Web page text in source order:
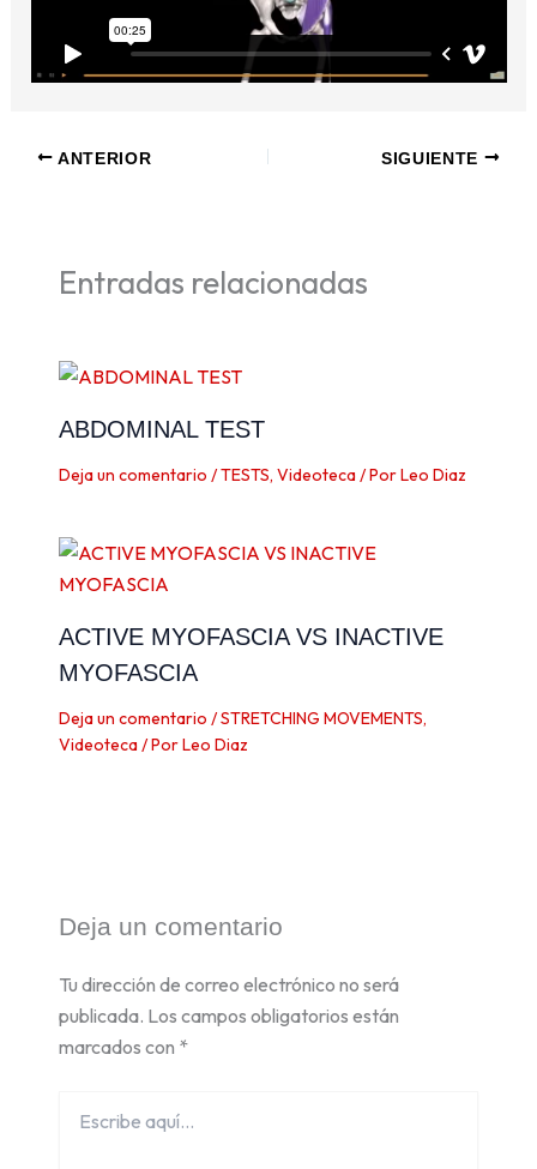
ANTERIOR SIGUIENTE
Entradas relacionadas
ABDOMINAL TEST
Deja un comentario /TESTS, Videoteca/ PorLeo Diaz
ACTIVE MYOFASCIA VS INACTIVE
MYOFASCIA
Deja un comentario /STRETCHING MOVEMENTS,
Videoteca/ PorLeo Diaz
Deja un comentario
Tu dirección de correo electrónico no será
publicada. Los campos obligatorios están
marcados con *
aquí...